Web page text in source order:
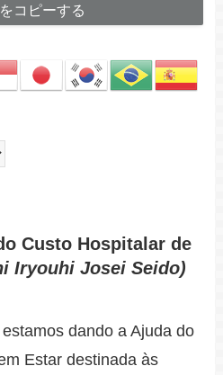
コピーする
Custo Hospitalar de
Iryouhi Josei Seido)
dando a Ajuda do
Estar destinada às